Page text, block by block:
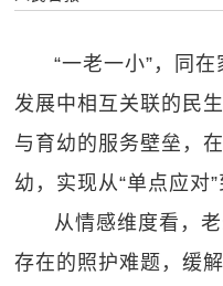
“一老一小”，同
发展中相互关联的民
与育幼的服务壁垒，
幼，实现从“单点应对
从情感维度看，
存在的照护难题，缓